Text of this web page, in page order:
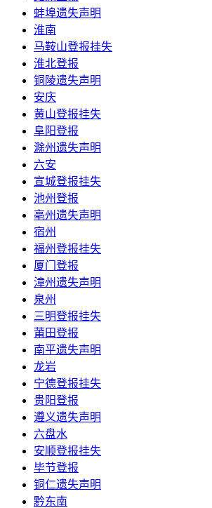
蚌埠遗失声明
淮南
马鞍山登报挂失
淮北登报
铜陵遗失声明
安庆
黄山登报挂失
阜阳登报
滁州遗失声明
六安
宣城登报挂失
池州登报
亳州遗失声明
宿州
福州登报挂失
厦门登报
漳州遗失声明
泉州
三明登报挂失
莆田登报
南平遗失声明
龙岩
宁德登报挂失
贵阳登报
遵义遗失声明
六盘水
安顺登报挂失
毕节登报
铜仁遗失声明
黔东南